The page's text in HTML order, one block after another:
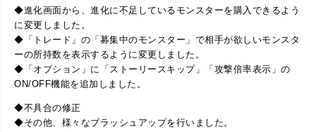
◆進化画面から、進化に不足しているモンスターを購入できるよう
に変更しました。
◆「トレード」の「募集中のモンスター」で相手が欲しいモンスタ
ーの所持数を表示するように変更しました。
◆「オプション」に「ストーリースキップ」「攻撃倍率表示」の
ON/OFF機能を追加しました。
◆不具合の修正
◆その他、様々なブラッシュアップを行いました。